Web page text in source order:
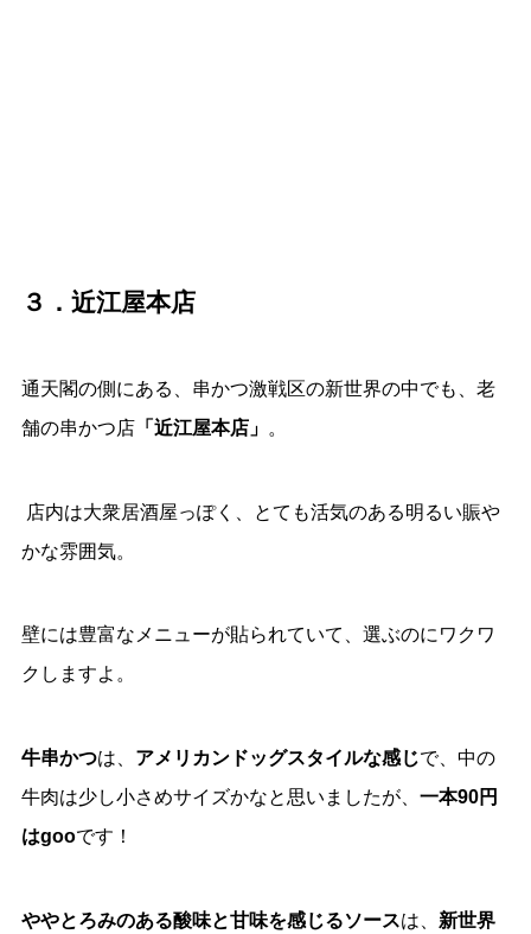
３．近江屋本店
通天閣の側にある、串かつ激戦区の新世界の中でも、老
舗の串かつ店「近江屋本店」 。
店内は大衆居酒屋っぽく、とても活気のある明るい賑や
かな雰囲気。
壁には豊富なメニューが貼られていて、選ぶのにワクワ
クしますよ。
牛串かつは、 アメリカンドッグスタイルな感じで、中の
牛肉は少し小さめサイズかなと思いましたが、 一本90円
はgooです！
ややとろみのある酸味と甘味を感じるソースは、 新世界